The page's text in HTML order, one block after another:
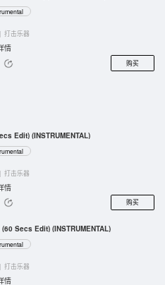
打击乐器
情
购买
Edit) (INSTRUMENTAL)
打击乐器
情
购买
Secs Edit) (INSTRUMENTAL)
打击乐器
情